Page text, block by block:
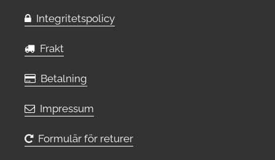
Integritetspolicy
Frakt
Betalning
Impressum
Formulär för returer